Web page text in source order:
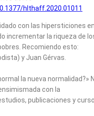
hlthaff.2020.01011
con las hipersticiones
incrementar la riqueza de
Recomiendo esto:
y Juan Gérvas.
la nueva normalidad?»
con la
publicaciones y